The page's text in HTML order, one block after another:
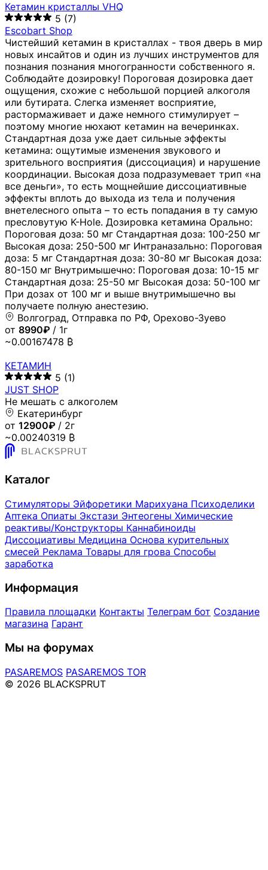
Кетамин кристаллы VHQ
5 (7)
Escobart Shop
Чистейший кетамин в кристаллах - твоя дверь в мир
новых инсайтов и один из лучших инструментов для
познания познания многогранности собственного я.
Соблюдайте дозировку! Пороговая дозировка дает
ощущения, схожие с небольшой порцией алкоголя
или бутирата. Слегка изменяет восприятие,
растормаживает и даже немного стимулирует –
поэтому многие нюхают кетамин на вечеринках.
Стандартная доза уже дает сильные эффекты
кетамина: ощутимые изменения звукового и
зрительного восприятия (диссоциация) и нарушение
координации. Высокая доза подразумевает трип «на
все деньги», то есть мощнейшие диссоциативные
эффекты вплоть до выхода из тела и получения
внетелесного опыта – то есть попадания в ту самую
пресловутую K-Hole. Дозировка кетамина Орально:
Пороговая доза: 50 мг Стандартная доза: 100-250 мг
Высокая доза: 250-500 мг Интраназально: Пороговая
доза: 5 мг Стандартная доза: 30-80 мг Высокая доза:
80-150 мг Внутримышечно: Пороговая доза: 10-15 мг
Стандартная доза: 25-50 мг Высокая доза: 50-100 мг
При дозах от 100 мг и выше внутримышечно вы
получаете полную анестезию.
Волгоград, Отправка по РФ, Орехово-Зуево
от 8990₽ / 1г
~0.00167478 ₿
КЕТАМИН
5 (1)
JUST SHOP
Не мешать с алкоголем
Екатеринбург
от 12900₽ / 2г
~0.00240319 ₿
Каталог
Стимуляторы Эйфоретики Марихуана Психоделики
Аптека Опиаты Экстази Энтеогены Химические
реактивы/Конструкторы Каннабиноиды
Диссоциативы Медицина Основа курительных
смесей Реклама Товары для грова Способы
заработка
Информация
Правила площадки Контакты Телеграм бот Создание
магазина Гарант
Мы на форумах
PASAREMOS PASAREMOS TOR
© 2026 BLACKSPRUT